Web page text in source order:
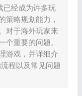
已经成为许多玩
策略规划能力，
对于海外玩家来
个重要的问题。
游戏，并详细介
程以及常见问题